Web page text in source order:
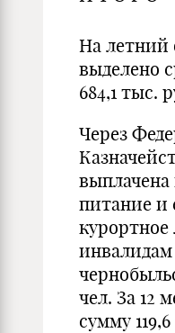
На летний
выделено
684,1 тыс.
Через
питание и
курортное
чел. За 12
сумму